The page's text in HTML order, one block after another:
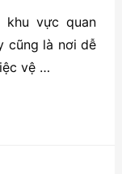
vực quan
cũng là nơi dễ
vệ …